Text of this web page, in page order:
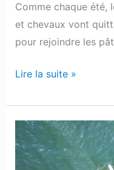
Comme chaque été,
et chevaux vont
pour rejoindre les
Lire la suite »
Bielle
:
Une